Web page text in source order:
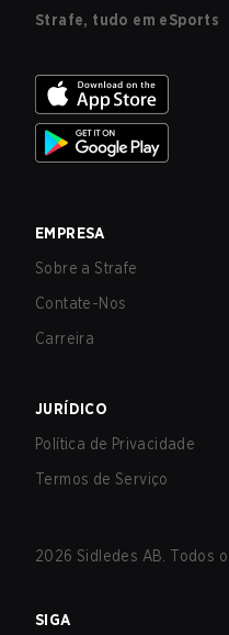
Strafe, tudo em eSports
EMPRESA
Sobre a Strafe
Contate-Nos
Carreira
JURÍDICO
Política de Privacidade
Termos de Serviço
2026 Sidledes AB. Todos
SIGA